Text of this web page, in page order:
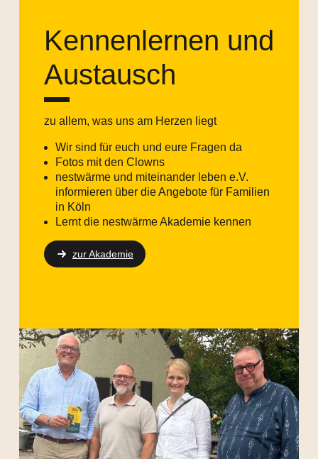
Kennenlernen und
Austausch
zu allem, was uns am Herzen liegt
Wir sind für euch und eure Fragen da
Fotos mit den Clowns
nestwärme und miteinander leben e.V.
informieren über die Angebote für Familien
in Köln
Lernt die nestwärme Akademie kennen
zur Akademie
Bild rechts: Dirk Hense, Marc Haine, Natalie Krieger,
Thomas Göttker – (nestwärme und miteinander leben)